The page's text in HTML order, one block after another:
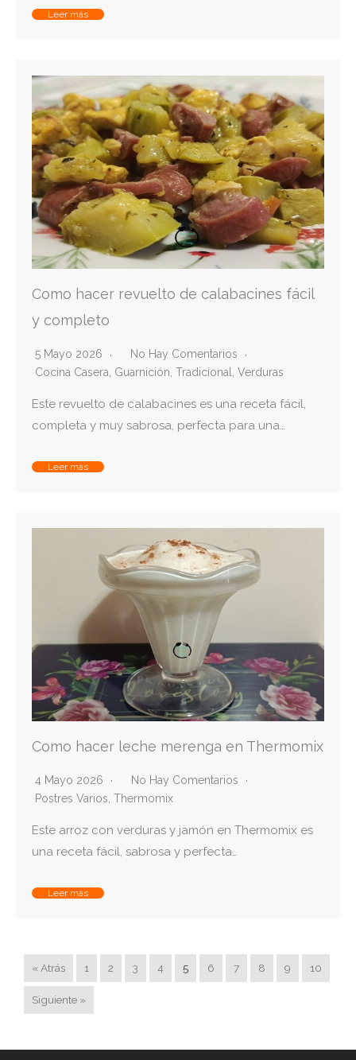
Leer más
Como hacer revuelto de calabacines fácil
y completo
5 Mayo 2026
No Hay Comentarios
Cocina Casera, Guarnición, Tradicional, Verduras
Este revuelto de calabacines es una receta fácil,
completa y muy sabrosa, perfecta para una…
Leer más
Como hacer leche merenga en Thermomix
4 Mayo 2026
No Hay Comentarios
Postres Varios Thermomix
Este arroz con verduras y jamón en Thermomix es
una receta fácil, sabrosa y perfecta…
Leer más
« Atrás 1 2 3 4 5 6 7 8 9 10
Siguiente »